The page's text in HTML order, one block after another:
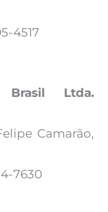
4517
Brasil Ltda.
Camarão,
7630